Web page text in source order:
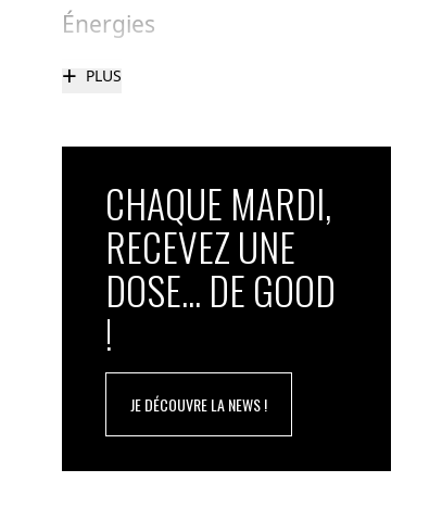
Énergies
+ PLUS
CHAQUE MARDI,
RECEVEZ UNE
DOSE... DE GOOD
!
JE DÉCOUVRE LA NEWS !